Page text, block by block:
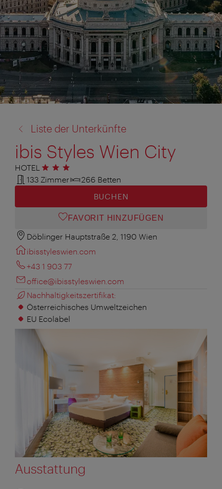
zu:
Liste der Unterkünfte
ibis Styles Wien City
HOTEL 3 Sterne
133 Zimmer
266 Betten
BUCHEN
FAVORIT HINZUFÜGEN
Döblinger Hauptstraße 2, 1190 Wien
ibisstyleswien.com
+43 1 903 77
office@ibisstyleswien.com
Nachhaltigkeitszertifikat:
Österreichisches Umweltzeichen
EU Ecolabel
Ausstattung